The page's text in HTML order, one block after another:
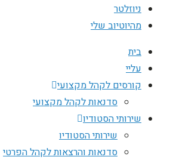
ניוזלטר
מהיוטיוב שלי
בית
עליי
קורסים לקהל מקצועי
סדנאות לקהל מקצועי
שירותי הסטודיו
שירותי הסטודיו
סדנאות והרצאות לקהל הפרטי